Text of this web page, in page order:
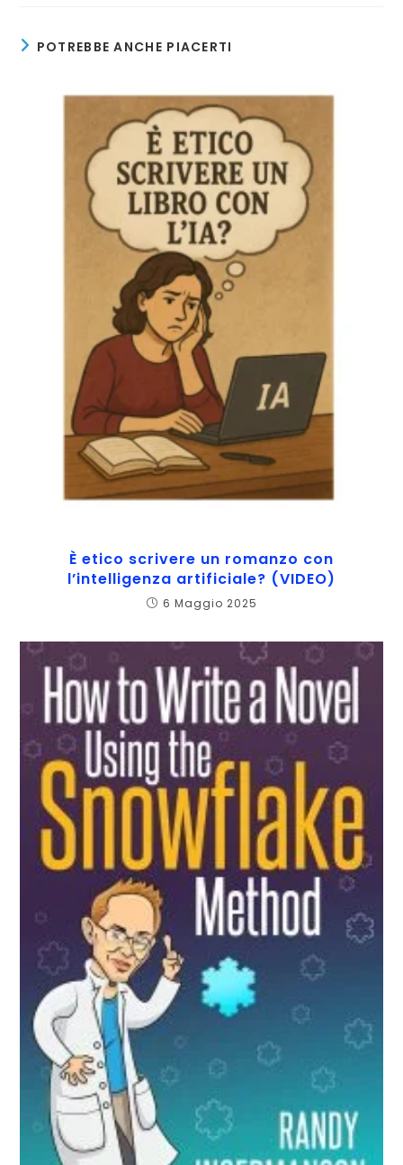
POTREBBE ANCHE PIACERTI
È etico scrivere un romanzo con
l’intelligenza artificiale? (VIDEO)
6 Maggio 2025